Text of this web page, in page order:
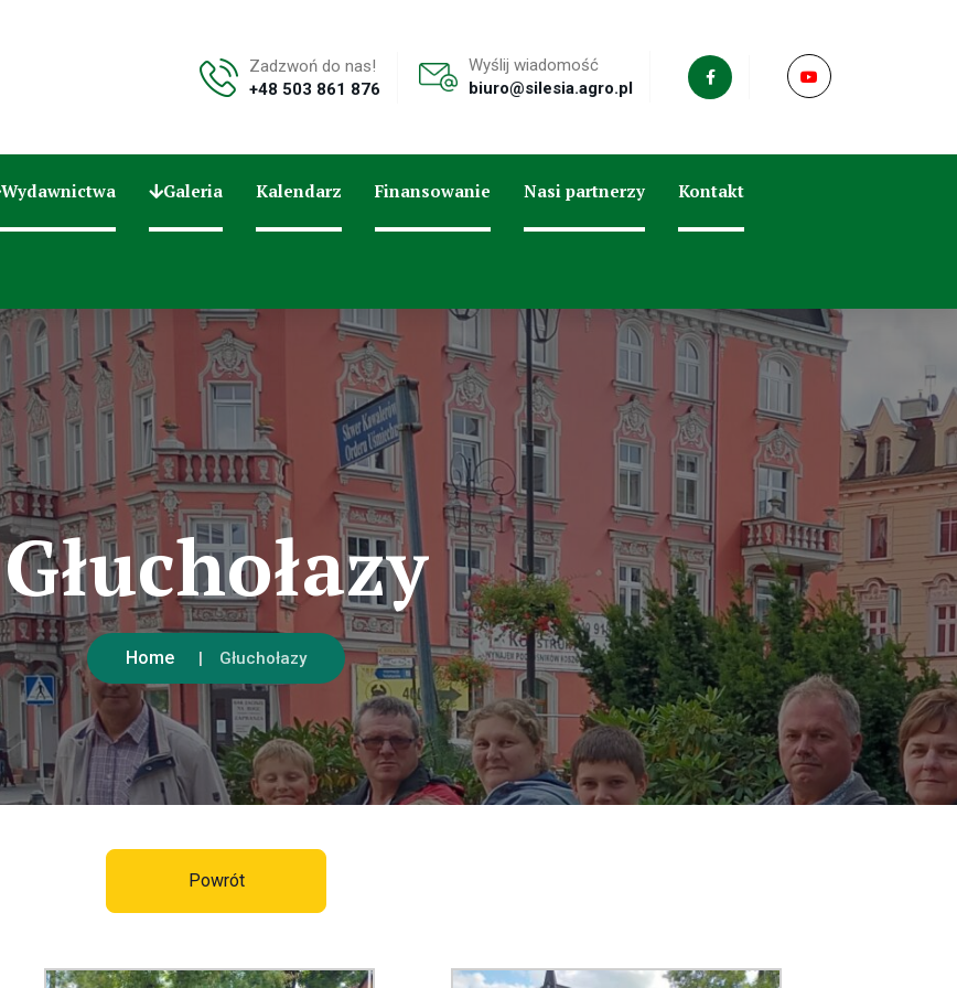
Zadzwoń do nas!
+48 503 861 876
Wyślij wiadomość
biuro@silesia.agro.pl
Wydawnictwa Galeria Kalendarz Finansowanie Nasi partnerzy Kontakt
Głuchołazy
Home Głuchołazy
Powrót